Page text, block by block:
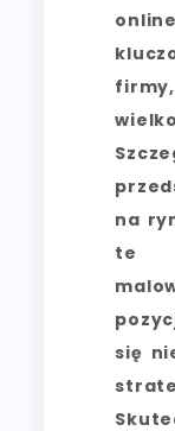
na
te
się